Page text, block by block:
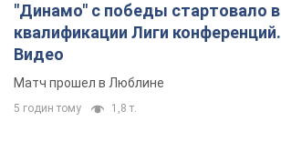
"Динамо" с победы стартовало в
квалификации Лиги конференций.
Видео
Матч прошел в Люблине
5 годин тому 1,8 т.